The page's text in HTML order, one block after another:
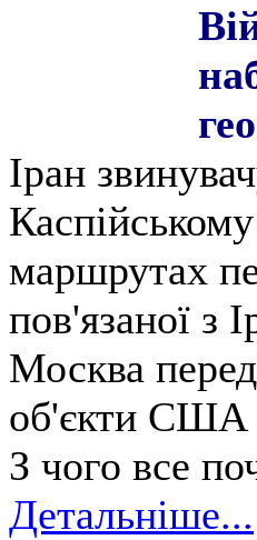
Іран
маршрутах
пов'язаної з
Москва
об'єкти США
З чого все
Детальніше...